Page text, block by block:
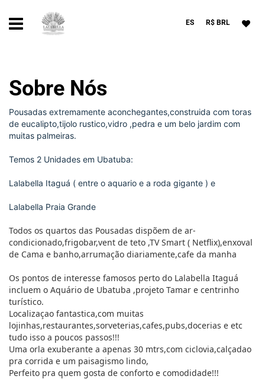
ES R$ BRL
Sobre Nós
Pousadas extremamente aconchegantes,construida com toras
de eucalipto,tijolo rustico,vidro ,pedra e um belo jardim com
muitas palmeiras.
Temos 2 Unidades em Ubatuba:
Lalabella Itaguá ( entre o aquario e a roda gigante ) e
Lalabella Praia Grande
Todos os quartos das Pousadas dispõem de ar-
condicionado,frigobar,vent de teto ,TV Smart ( Netflix),enxoval
de Cama e banho,arrumação diariamente,cafe da manha
Os pontos de interesse famosos perto do Lalabella Itaguá
incluem o Aquário de Ubatuba ,projeto Tamar e centrinho
turístico.
Localizaçao fantastica,com muitas
lojinhas,restaurantes,sorveterias,cafes,pubs,docerias e etc
tudo isso a poucos passos!!!
Uma orla exuberante a apenas 30 mtrs,com ciclovia,calçadao
pra corrida e um paisagismo lindo,
Perfeito pra quem gosta de conforto e comodidade!!!